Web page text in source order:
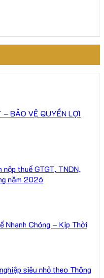
– BẢO VỆ QUYỀN LỢI
thuế GTGT, TNDN,
năm 2026
Nhanh Chóng – Kịp Thời
siêu nhỏ theo Thông